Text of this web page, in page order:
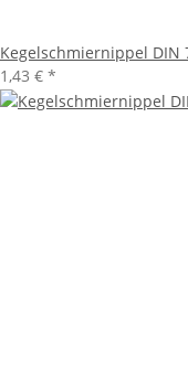
Kegelschmiernippel DIN
1,43 € *